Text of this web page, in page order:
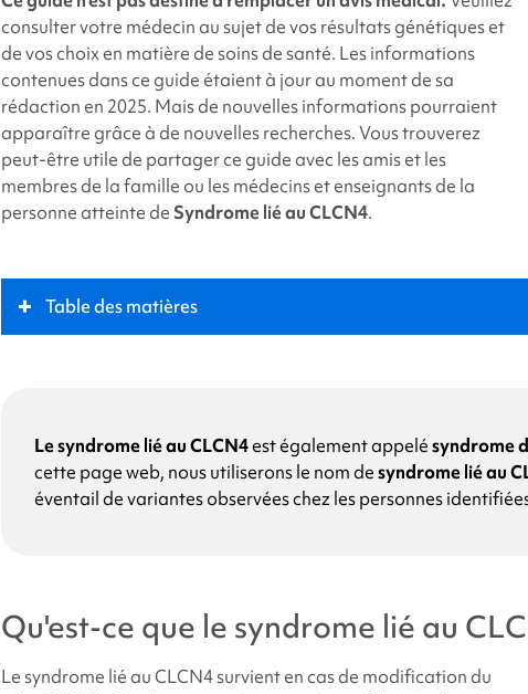
twitter
link
consulter votre médecin au sujet de vos résultats génétiques et
de vos choix en matière de soins de santé. Les informations
contenues dans ce guide étaient à jour au moment de sa
rédaction en 2025. Mais de nouvelles informations pourraient
apparaître grâce à de nouvelles recherches. Vous trouverez
peut-être utile de partager ce guide avec les amis et les
membres de la famille ou les médecins et enseignants de la
personne atteinte de Syndrome lié au CLCN4.
Table des matières
Rôle clé
Symptômes
Pourquoi mon enfant présente-t-il une modification du gène
Le syndrome lié au CLCN4est également appelésyndrome
cette page web, nous utiliserons le nom desyndrome lié au
éventail de variantes observées chez les personnes
Qu'est-ce que le syndrome lié au
Lesyndrome lié au CLCN4survient en cas de modification du